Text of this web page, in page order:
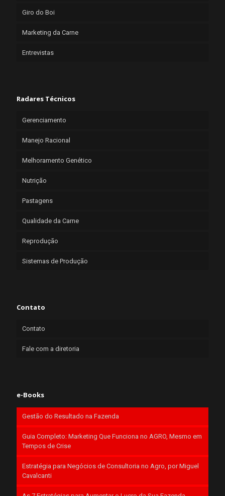
Giro do Boi
Marketing da Carne
Entrevistas
Radares Técnicos
Gerenciamento
Manejo Racional
Melhoramento Genético
Nutrição
Pastagens
Qualidade da Carne
Reprodução
Sistemas de Produção
Contato
Contato
Fale com a diretoria
e-Books
Gestão do Resultado na Fazenda
Guia Completo: Marketing Que Funciona no AGRO, Mesmo em
Tempos de Crise
Estratégia para Negócios de Consultoria no Agro, por Miguel
Cavalcanti